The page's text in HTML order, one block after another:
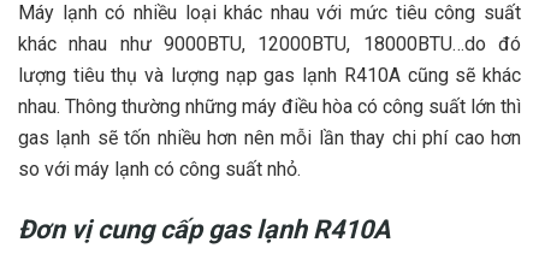
Máy lạnh có nhiều loại khác nhau với mức tiêu công suất
khác nhau như 9000BTU, 12000BTU, 18000BTU…do đó
lượng tiêu thụ và lượng nạp gas lạnh R410A cũng sẽ khác
nhau. Thông thường những máy điều hòa có công suất lớn thì
gas lạnh sẽ tốn nhiều hơn nên mỗi lần thay chi phí cao hơn
so với máy lạnh có công suất nhỏ.
Đơn vị cung cấp gas lạnh R410A